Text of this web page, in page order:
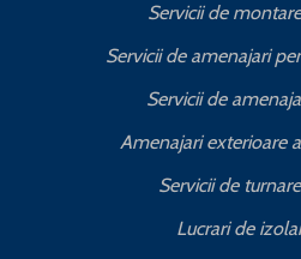
Servicii de
Servicii de amenajari
Servicii de
Amenajari exterioare
Servicii de
Lucrari de